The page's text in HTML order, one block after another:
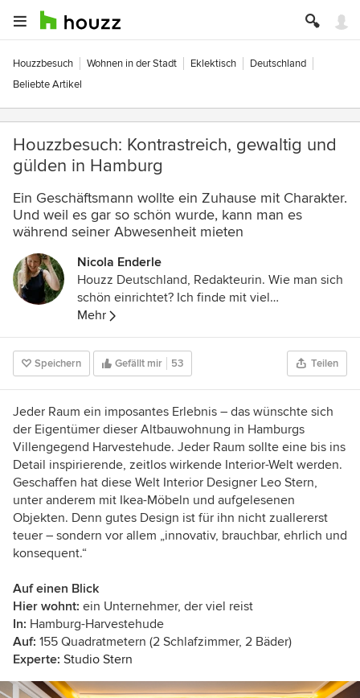
Houzzbesuch Wohnen in der Stadt Eklektisch
Deutschland
Beliebte Artikel
Houzzbesuch: Kontrastreich, gewaltig und
gülden in Hamburg
Ein Geschäftsmann wollte ein Zuhause mit Charakter.
Und weil es gar so schön wurde, kann man es
während seiner Abwesenheit mieten
Nicola Enderle
Houzz Deutschland, Redakteurin. Wie man sich
schön einrichtet? Ich finde mit viel
Persönlichkeit und eigenem Stil, der kann auch
gerne schräg sein. Meinem eigenen bin ich auf
der Spur – in unserem Houzz-Magazin helfen
wir Ihnen Ihren zu finden, zeigen spannende
Projekte und blicken durch Schlüssellöcher.
Haben Sie ein schönes Zuhause? Erzählen Sie
mir davon!
Mehr
Speichern Gefällt mir 53 Teilen
Jeder Raum ein imposantes Erlebnis – das wünschte sich
der Eigentümer dieser Altbauwohnung in Hamburgs
Villengegend Harvestehude. Jeder Raum sollte eine bis ins
Detail inspirierende, zeitlos wirkende Interior-Welt werden.
Geschaffen hat diese Welt Interior Designer Leo Stern,
unter anderem mit Ikea-Möbeln und aufgelesenen
Objekten. Denn gutes Design ist für ihn nicht zuallererst
teuer – sondern vor allem „innovativ, brauchbar, ehrlich und
konsequent.“
Auf einen Blick
Hier wohnt: ein Unternehmer, der viel reist
In: Hamburg-Harvestehude
Auf: 155 Quadratmetern (2 Schlafzimmer, 2 Bäder)
Experte: Studio Stern